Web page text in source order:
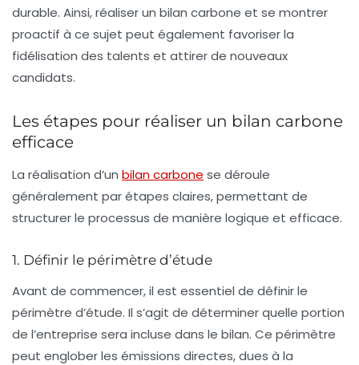
durable. Ainsi, réaliser un bilan carbone et se montrer
proactif à ce sujet peut également favoriser la
fidélisation des talents et attirer de nouveaux
candidats.
Les étapes pour réaliser un bilan carbone
efficace
La réalisation d’un bilan carbone se déroule
généralement par étapes claires, permettant de
structurer le processus de manière logique et efficace.
1. Définir le périmètre d’étude
Avant de commencer, il est essentiel de définir le
périmètre d’étude. Il s’agit de déterminer quelle portion
de l’entreprise sera incluse dans le bilan. Ce périmètre
peut englober les émissions directes, dues à la